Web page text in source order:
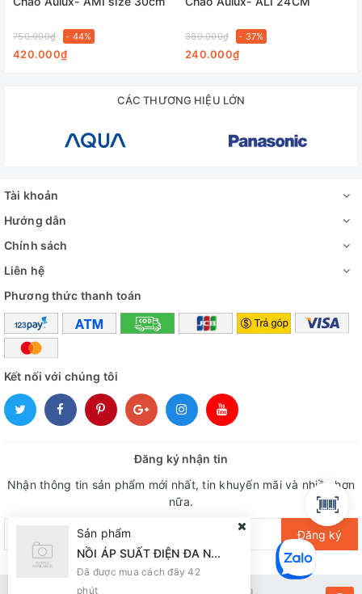
750.000₫ - 44%
420.000₫
380.000₫ - 37%
240.000₫
CÁC THƯƠNG HIỆU LỚN
Tài khoản
Hướng dẫn
Chính sách
Liên hệ
Phương thức thanh toán
Kết nối với chúng tôi
Đăng ký nhận tin
Nhận thông tin sản phẩm mới nhất, tin khuyến mãi và nhiều hơn
nữa.
Đăng ký
Bản quyền thuộc về Kiến Vàng
Sản phẩm
NỒI ÁP SUẤT ĐIỆN ĐA NĂNG SUNHOUSE SHD1656
Đã được mua cách đây 42
phút